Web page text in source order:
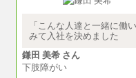
ず個別設定
▼アソシエ
月給235,000
「こんな人達と一緒に働
みて入社を決めました
鎌田 美希 さん
下肢障がい